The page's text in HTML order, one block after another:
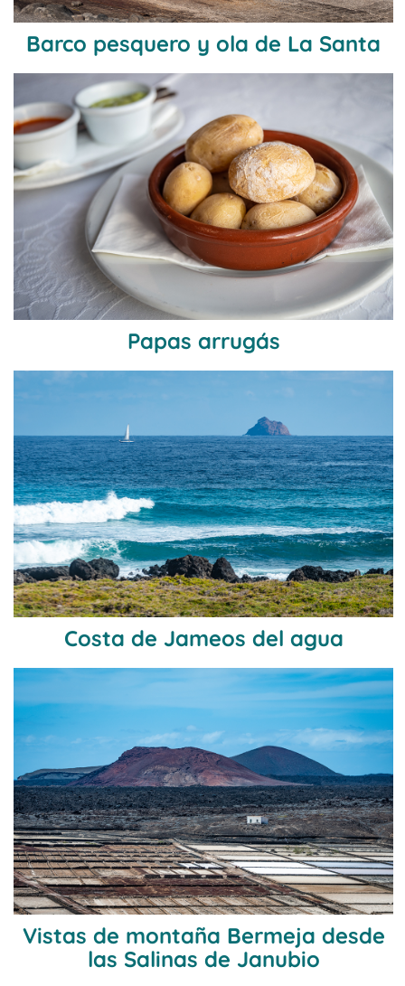
Barco pesquero y ola de La Santa
Papas arrugás
Costa de Jameos del agua
Vistas de montaña Bermeja desde
las Salinas de Janubio